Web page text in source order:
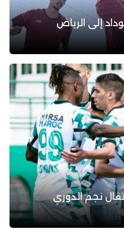
إلى الرياض
نجم الدوري